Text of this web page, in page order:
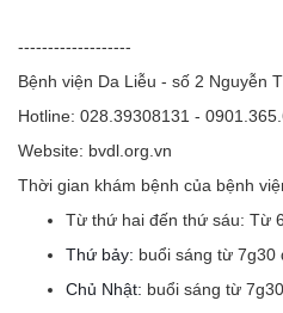
-------------------
Bệnh viện Da Liễu - số 2 Nguyễn
Hotline: 028.39308131 -
Website: bvdl.org.vn
Thời gian khám bệnh của bệnh
Từ thứ hai đến thứ sáu: Từ
Thứ bảy: buổi sáng từ 7g30
Chủ Nhật: buổi sáng từ